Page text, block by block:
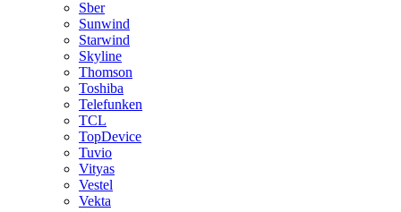
Sber
Sunwind
Starwind
Skyline
Thomson
Toshiba
Telefunken
TCL
TopDevice
Tuvio
Vityas
Vestel
Vekta